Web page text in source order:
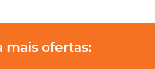
mais ofertas: